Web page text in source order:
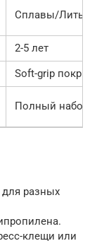
Сплавы/Литье
2-5 лет
Soft-grip
Полный набор
разных
клещи или